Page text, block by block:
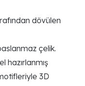
dövülen
çelik.
hazırlanmış
3D